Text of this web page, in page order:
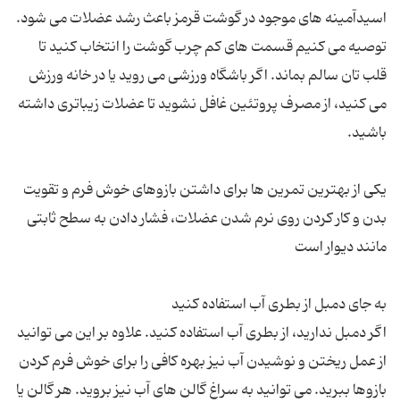
اسیدآمینه های موجود در گوشت قرمز باعث رشد عضلات می شود.
توصیه می کنیم قسمت های کم چرب گوشت را انتخاب کنید تا
قلب تان سالم بماند. اگر باشگاه ورزشی می روید یا در خانه ورزش
می کنید، از مصرف پروتئین غافل نشوید تا عضلات زیباتری داشته
یکی از بهترین تمرین ها برای داشتن بازوهای خوش فرم و تقویت
بدن و کار کردن روی نرم شدن عضلات، فشار دادن به سطح ثابتی
اگر دمبل ندارید، از بطری آب استفاده کنید. علاوه بر این می توانید
از عمل ریختن و نوشیدن آب نیز بهره کافی را برای خوش فرم کردن
بازوها ببرید. می توانید به سراغ گالن های آب نیز بروید. هر گالن یا